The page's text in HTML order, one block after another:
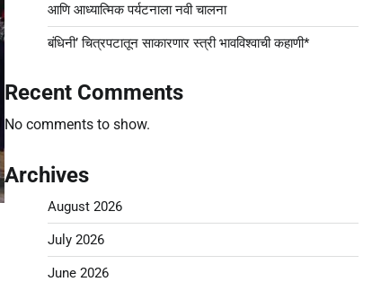
आणि आध्यात्मिक पर्यटनाला नवी चालना
बंधिनी’ चित्रपटातून साकारणार स्त्री भावविश्वाची कहाणी*
Recent Comments
No comments to show.
Archives
August 2026
July 2026
June 2026